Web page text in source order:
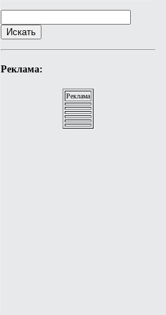
Реклама:
Реклама